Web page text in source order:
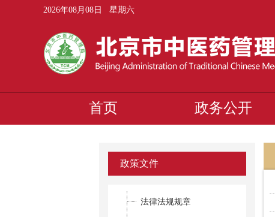
2026年08月08日 星期六
首页 政务公开
政策文件
法律法规规章